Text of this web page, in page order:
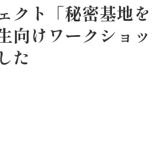
クト「秘密基地を
向けワークショッ
た